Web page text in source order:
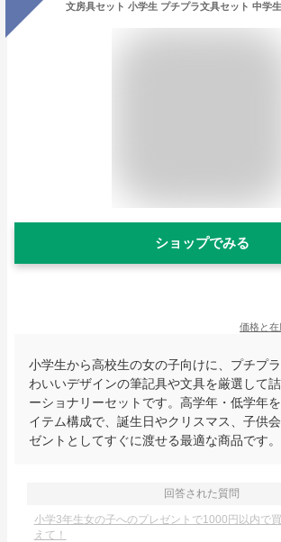
ショップでみる
価格と在
小学生から高校生の女の子向けに、プチプ
わいいデザインの筆記具や文具を厳選して
ーショナリーセットです。高学年・低学年
イテム構成で、誕生日やクリスマス、子供
ゼントとしてすぐに渡せる最適な商品です。
回答された質問
小学3年生女の子へのプレゼントで1000円以内で
えて！